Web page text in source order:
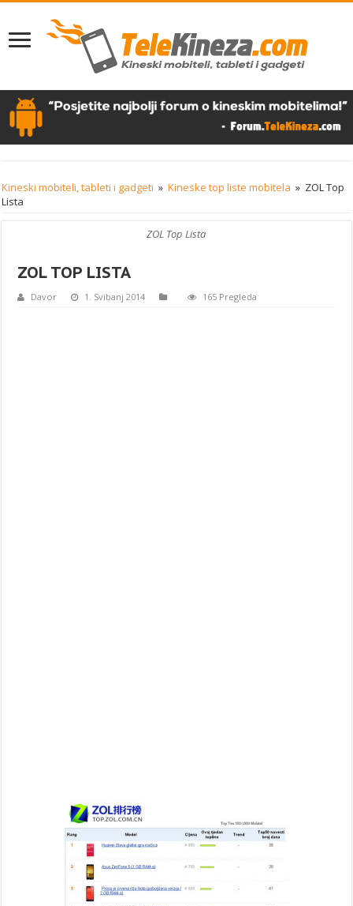
Kineski mobiteli, tableti i gadgeti » Kineske top liste mobitela » ZOL Top
Lista
ZOL Top Lista
ZOL TOP LISTA
Davor 1. Svibanj 2014 165 Pregleda